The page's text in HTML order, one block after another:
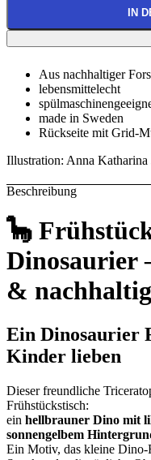
IN
Aus nachhaltiger
lebensmittelecht
made in Sweden
Rückseite mit Grid-
Illustration: Anna Katharina
Beschreibung
🦕
Dinosaurier
& nachhaltig
Ein Dinosaurier
Kinder lieben
Dieser freundliche
Frühstückstisch:
ein hellbrauner Dino mit
sonnengelbem
Ein Motiv, das kleine Dino-